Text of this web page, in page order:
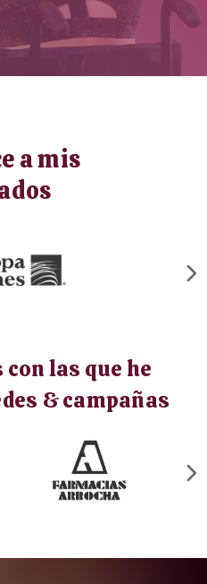
a mis
las que he
& campañas